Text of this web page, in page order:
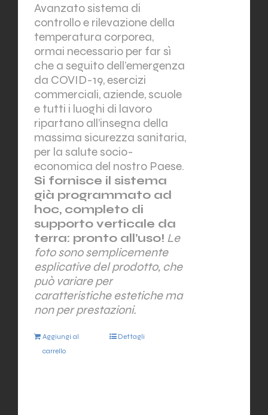
Avanzato sistema di
controllo e rilevazione della
temperatura corporea,
ormai necessario per far sì
che a seguito dell’emergenza
da COVID-19, esercizi
commerciali, aziende, scuole
e tutti i luoghi di lavoro
ripartano all’insegna della
massima sicurezza sanitaria,
per la salute socio-
economica del nostro Paese.
Si fornisce il sistema
già programmato ad
hoc, completo di
supporto verticale da
terra: pronto all’uso! Le
foto sono semplicemente
esplicative del prodotto, che
può variare per
caratteristiche estetiche ma
non per prestazioni.
Aggiungi al
carrello
Dettagli